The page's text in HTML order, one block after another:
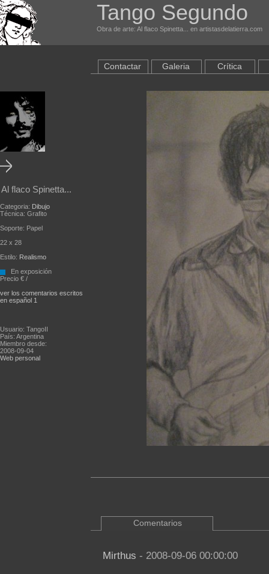
Tango Segundo
Obra de arte: Al flaco Spinetta... en artistasdelatierra.com
Al flaco Spinetta...
Categoria: Dibujo
Técnica: Grafito
Soporte: Papel
22 x 28
Estilo: Realismo
En exposición
Precio € /
ver los comentarios escritos
en español 1
Usuario: TangoII
País: Argentina
Miembro desde:
2008-09-04
Web personal
Contactar Galeria Crítica
Comentarios
Mirthus - 2008-09-06 00:00:00